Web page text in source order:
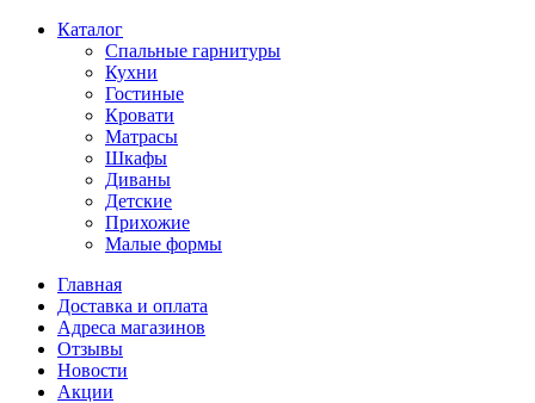
Каталог
Спальные гарнитуры
Кухни
Гостиные
Кровати
Матрасы
Шкафы
Диваны
Детские
Прихожие
Малые формы
Главная
Доставка и оплата
Адреса магазинов
Отзывы
Новости
Акции